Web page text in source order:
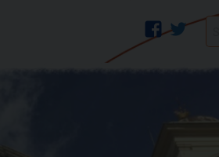
twitter
facebook